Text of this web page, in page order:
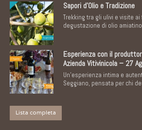
Sapori d’Olio e Tradizione
Trekking tra gli ulivi e visite
degustazione di olio
Esperienza con il
Azienda Vitivinicola – 27
Un'esperienza intima e
Seggiano, pensata per chi
Lista completa